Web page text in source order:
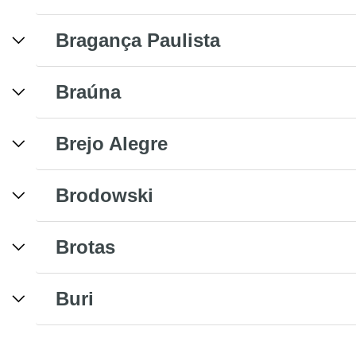
Bragança Paulista
Braúna
Brejo Alegre
Brodowski
Brotas
Buri